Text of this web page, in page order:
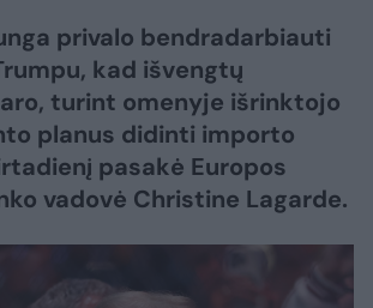
privalo bendradarbiauti
kad išvengtų
turint omenyje išrinktojo
planus didinti importo
pasakė Europos
vadovė Christine Lagarde.